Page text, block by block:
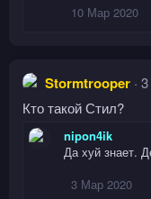
10 Мар 2020
Stormtrooper
Кто такой Стил?
nipon4ik
Да хуй знает.
3 Мар 2020